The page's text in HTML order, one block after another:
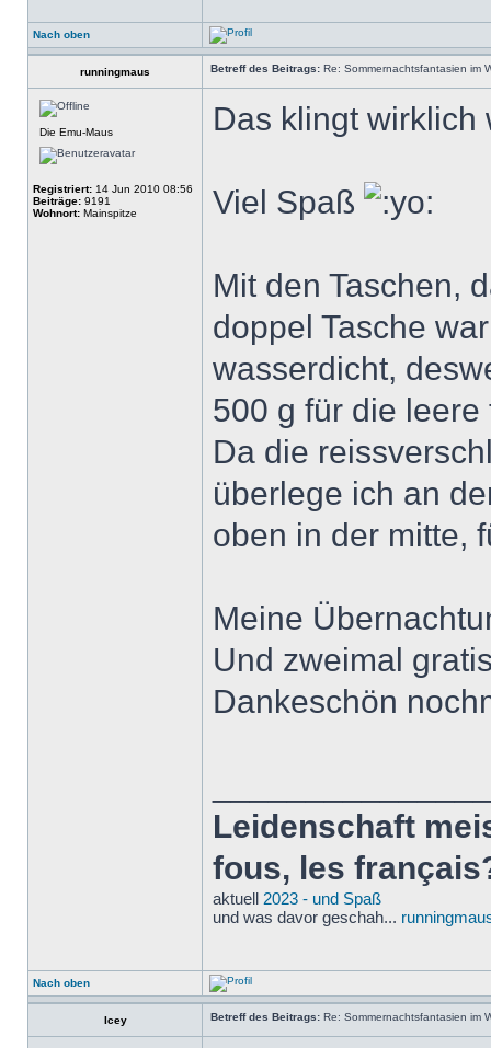
Nach oben
runningmaus Betreff des Beitrags: Re: Sommernachtsfantasien im
Die Emu-Maus
Registriert: 14 Jun 2010 08:56
Beiträge: 9191
Wohnort: Mainspitze
Das klingt wirklich
Viel Spaß
Mit den Taschen,
doppel Tasche
wasserdicht,
500 g für die leere
Da die
überlege ich an
oben in der mitte,
Meine
Und zweimal
Dankeschön
Leidenschaft
fous, les
aktuell 2023 - und Spaß
und was davor geschah...
Nach oben
Icey Betreff des Beitrags: Re: Sommernachtsfantasien im